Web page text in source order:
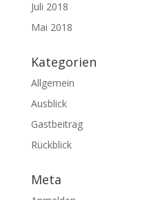
Juli 2018
Mai 2018
Kategorien
Allgemein
Ausblick
Gastbeitrag
Rückblick
Meta